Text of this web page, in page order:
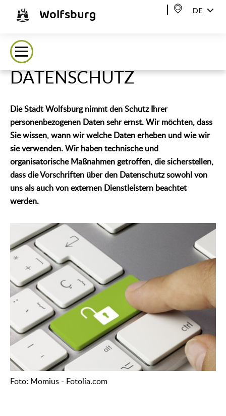
Wolfsburg DE
DATENSCHUTZ
Die Stadt Wolfsburg nimmt den Schutz Ihrer
personenbezogenen Daten sehr ernst. Wir möchten, dass
Sie wissen, wann wir welche Daten erheben und wie wir
sie verwenden. Wir haben technische und
organisatorische Maßnahmen getroffen, die sicherstellen,
dass die Vorschriften über den Datenschutz sowohl von
uns als auch von externen Dienstleistern beachtet
werden.
Foto: Momius - Fotolia.com